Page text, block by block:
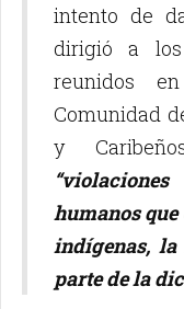
intento de
dirigió a
reunidos
Comunidad
y
humanos
indígenas,
parte de la